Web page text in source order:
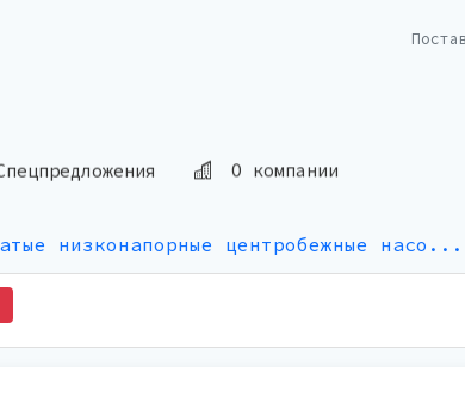
О компании
низконапорные центробежные насо...